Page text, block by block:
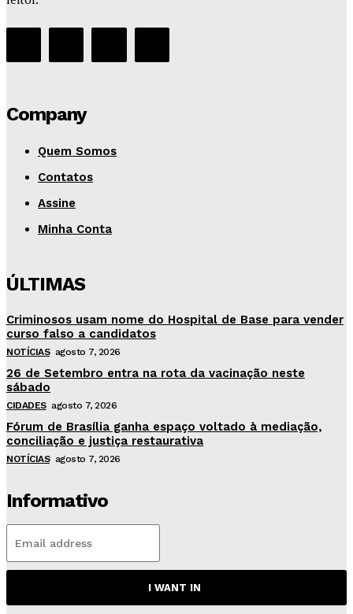
Company
Quem Somos
Contatos
Assine
Minha Conta
ÚLTIMAS
Criminosos usam nome do Hospital de Base para vender
curso falso a candidatos
NOTÍCIAS agosto 7, 2026
26 de Setembro entra na rota da vacinação neste
sábado
CIDADES agosto 7, 2026
Fórum de Brasília ganha espaço voltado à mediação,
conciliação e justiça restaurativa
NOTÍCIAS agosto 7, 2026
Informativo
I WANT IN